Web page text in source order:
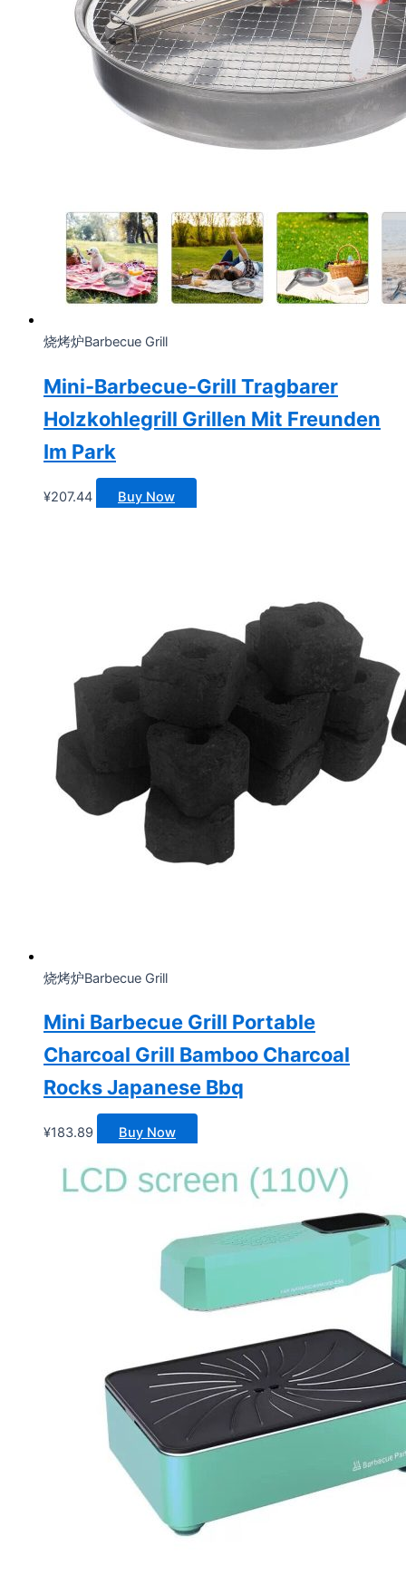
烧烤炉Barbecue Grill
Mini-Barbecue-Grill Tragbarer
Holzkohlegrill Grillen Mit Freunden
Im Park
¥207.44 Buy Now
烧烤炉Barbecue Grill
Mini Barbecue Grill Portable
Charcoal Grill Bamboo Charcoal
Rocks Japanese Bbq
¥183.89 Buy Now